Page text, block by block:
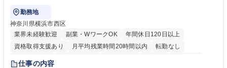
勤務地
神奈川県横浜市西区
業界未経験歓迎
副業・WワークOK
年間休日120日以上
資格取得支援あり
月平均残業時間20時間以内
転勤なし
未経験者歓迎
仕事の内容